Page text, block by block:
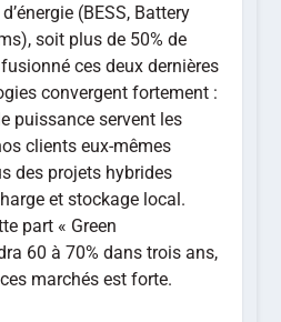
(BESS, Battery
soit plus de 50% de
ces deux dernières
convergent fortement :
puissance servent les
clients eux-mêmes
des projets hybrides
et stockage local.
part « Green
60 à 70% dans trois ans,
marchés est forte.